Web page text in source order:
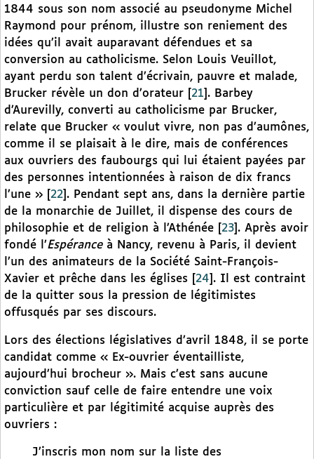
1844 sous son nom associé au pseudonyme Michel
Raymond pour prénom, illustre son reniement des
idées qu’il avait auparavant défendues et sa
conversion au catholicisme. Selon Louis Veuillot,
ayant perdu son talent d’écrivain, pauvre et malade,
Brucker révèle un don d’orateur
21 . Barbey
d’Aurevilly, converti au catholicisme par Brucker,
relate que Brucker « voulut vivre, non pas d’aumônes,
comme il se plaisait à le dire, mais de conférences
aux ouvriers des faubourgs qui lui étaient payées par
des personnes intentionnées à raison de dix francs
l’une »
22 . Pendant sept ans, dans la dernière partie
de la monarchie de Juillet, il dispense des cours de
philosophie et de religion à l’Athénée
23 . Après avoir
fondé l’Espéranceà Nancy, revenu à Paris, il devient
l’un des animateurs de la Société Saint-François-
Xavier et prêche dans les églises
24 . Il est contraint
de la quitter sous la pression de légitimistes
offusqués par ses discours.
Lors des élections législatives d’avril 1848, il se porte
candidat comme « Ex-ouvrier éventailliste,
aujourd’hui brocheur ». Mais c’est sans aucune
conviction sauf celle de faire entendre une voix
particulière et par légitimité acquise auprès des
ouvriers :
J’inscris mon nom sur la liste des